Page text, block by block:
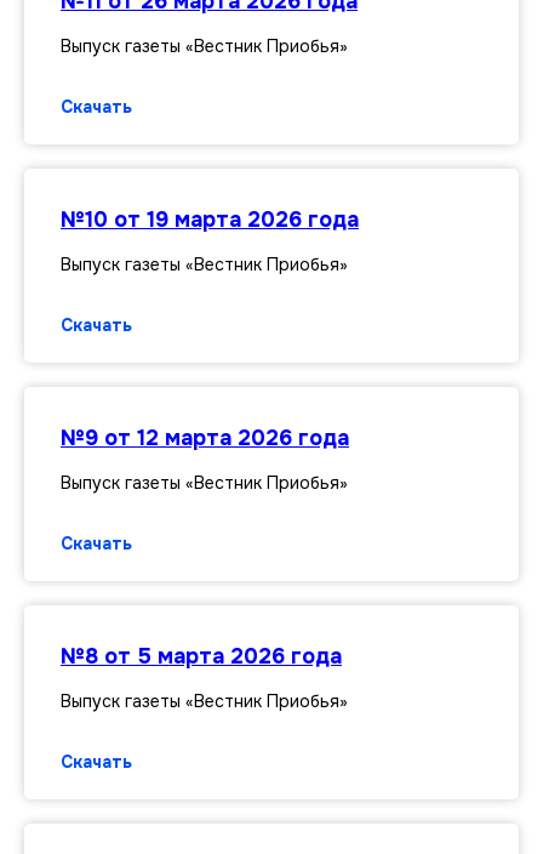
Выпуск газеты «Вестник Приобья»
Скачать
№10 от 19 марта 2026 года
Выпуск газеты «Вестник Приобья»
Скачать
№9 от 12 марта 2026 года
Выпуск газеты «Вестник Приобья»
Скачать
№8 от 5 марта 2026 года
Выпуск газеты «Вестник Приобья»
Скачать